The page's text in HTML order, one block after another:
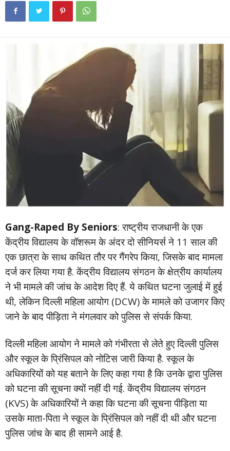
Gang-Raped By Seniors: राष्ट्रीय राजधानी के एक
केंद्रीय विद्यालय के वॉशरूम के अंदर दो सीनियर्स ने 11 साल की
एक छात्रा के साथ कथित तौर पर गैंगरेप किया, जिसके बाद मामला
दर्ज कर लिया गया है. केंद्रीय विद्यालय संगठन के क्षेत्रीय कार्यालय
ने भी मामले की जांच के आदेश दिए हैं. ये कथित घटना जुलाई में हुई
थी, लेकिन दिल्ली महिला आयोग (DCW) के मामले को उजागर किए
जाने के बाद पीड़िता ने मंगलवार को पुलिस से संपर्क किया.
दिल्ली महिला आयोग ने मामले को गंभीरता से लेते हुए दिल्ली पुलिस
और स्कूल के प्रिंसिपल को नोटिस जारी किया है. स्कूल के
अधिकारियों को यह बताने के लिए कहा गया है कि उनके द्वारा पुलिस
को घटना की सूचना क्यों नहीं दी गई. केंद्रीय विद्यालय संगठन
(KVS) के अधिकारियों ने कहा कि घटना की सूचना पीड़िता या
उसके माता-पिता ने स्कूल के प्रिंसिपल को नहीं दी थी और घटना
पुलिस जांच के बाद ही सामने आई है.